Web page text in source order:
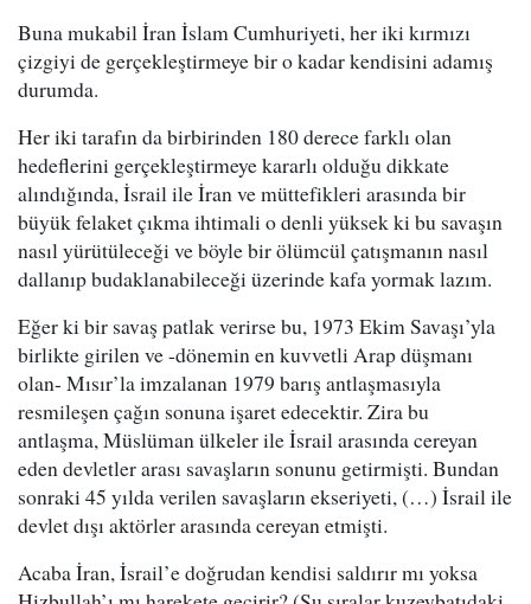
Buna mukabil İran İslam Cumhuriyeti, her iki kırmızı
çizgiyi de gerçekleştirmeye bir o kadar kendisini adamış
durumda.
Her iki tarafın da birbirinden 180 derece farklı olan
hedeflerini gerçekleştirmeye kararlı olduğu dikkate
alındığında, İsrail ile İran ve müttefikleri arasında bir
büyük felaket çıkma ihtimali o denli yüksek ki bu savaşın
nasıl yürütüleceği ve böyle bir ölümcül çatışmanın nasıl
dallanıp budaklanabileceği üzerinde kafa yormak lazım.
Eğer ki bir savaş patlak verirse bu, 1973 Ekim Savaşı’yla
birlikte girilen ve -dönemin en kuvvetli Arap düşmanı
olan- Mısır’la imzalanan 1979 barış antlaşmasıyla
resmileşen çağın sonuna işaret edecektir. Zira bu
antlaşma, Müslüman ülkeler ile İsrail arasında cereyan
eden devletler arası savaşların sonunu getirmişti. Bundan
sonraki 45 yılda verilen savaşların ekseriyeti, (…) İsrail ile
devlet dışı aktörler arasında cereyan etmişti.
Acaba İran, İsrail’e doğrudan kendisi saldırır mı yoksa